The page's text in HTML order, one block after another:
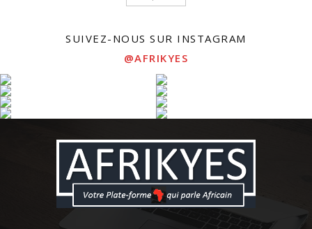
SUIVEZ-NOUS SUR INSTAGRAM
@AFRIKYES